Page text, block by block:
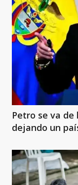
Petro se va
dejando un